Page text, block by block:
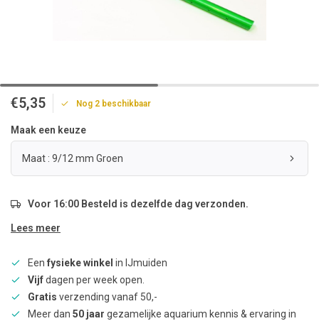
€5,35 Nog 2 beschikbaar
Maak een keuze
Maat : 9/12 mm Groen
Voor 16:00 Besteld is dezelfde dag verzonden.
Lees meer
Een fysieke winkel in IJmuiden
Vijfdagen per week open.
Gratis verzending vanaf 50,-
Meer dan 50 jaar gezamelijke aquarium kennis & ervaring in